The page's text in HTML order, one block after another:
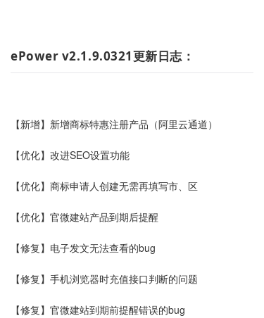
ePower v2.1.9.0321更新日志：
【新增】新增商标特惠注册产品（阿里云通道）
【优化】 改进SEO设置功能
【优化】商标申请人创建无需再填写市、区
【优化】 官微建站产品到期后提醒
【修复】电子发文无法查看的bug
【修复】手机浏览器时充值接口判断的问题
【修复】 官微建站到期前提醒错误的bug